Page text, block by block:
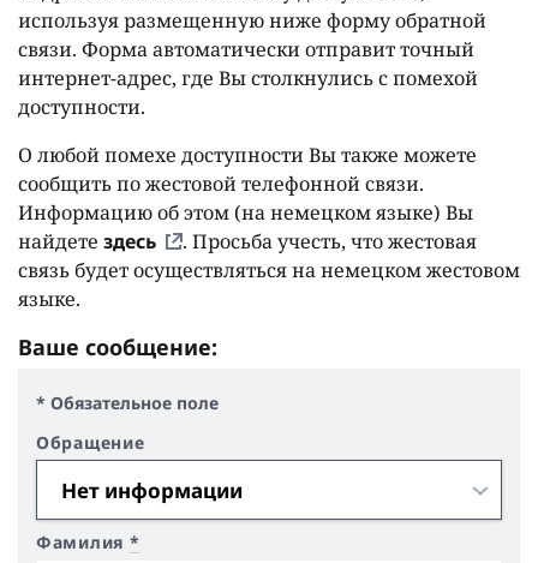
используя размещенную ниже форму обратной
связи. Форма автоматически отправит точный
интернет-адрес, где Вы столкнулись с помехой
доступности.
О любой помехе доступности Вы также можете
сообщить по жестовой телефонной связи.
Информацию об этом (на немецком языке) Вы
найдете здесь
. Просьба учесть, что жестовая
связь будет осуществляться на немецком жестовом
языке.
Ваше сообщение:
* Обязательное поле
Обращение
Фамилия *